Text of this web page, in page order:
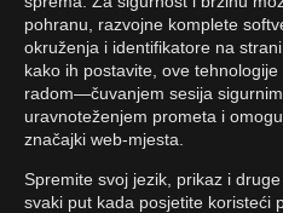
pohranu, razvojne komplete
okruženja i identifikatore na
kako ih postavite, ove
radom—čuvanjem sesija
uravnoteženjem prometa i
značajki web-mjesta.
Spremite svoj jezik, prikaz i
svaki put kada posjetite koristeći